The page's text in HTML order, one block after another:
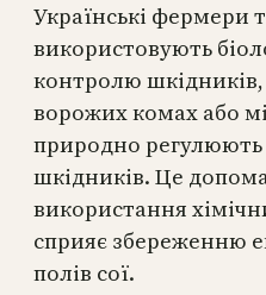
Українські фермери
використовують
контролю
ворожих комах або
природно регулюють
шкідників. Це
використання
сприяє збереженню
полів сої.